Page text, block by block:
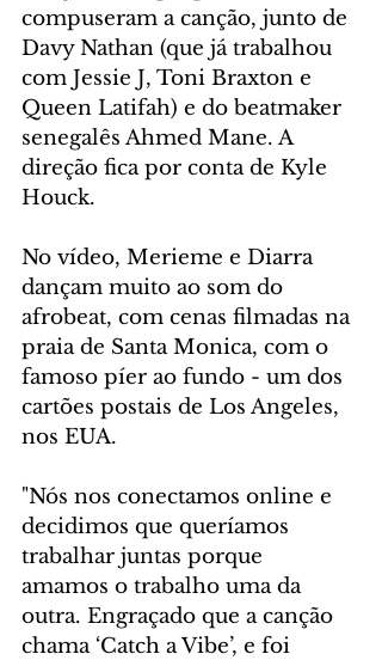
compuseram a canção, junto de
Davy Nathan (que já trabalhou
com Jessie J, Toni Braxton e
Queen Latifah) e do beatmaker
senegalês Ahmed Mane. A
direção fica por conta de Kyle
Houck.
No vídeo, Merieme e Diarra
dançam muito ao som do
afrobeat, com cenas filmadas na
praia de Santa Monica, com o
famoso píer ao fundo - um dos
cartões postais de Los Angeles,
nos EUA.
"Nós nos conectamos online e
decidimos que queríamos
trabalhar juntas porque
amamos o trabalho uma da
outra. Engraçado que a canção
chama ‘Catch a Vibe’, e foi